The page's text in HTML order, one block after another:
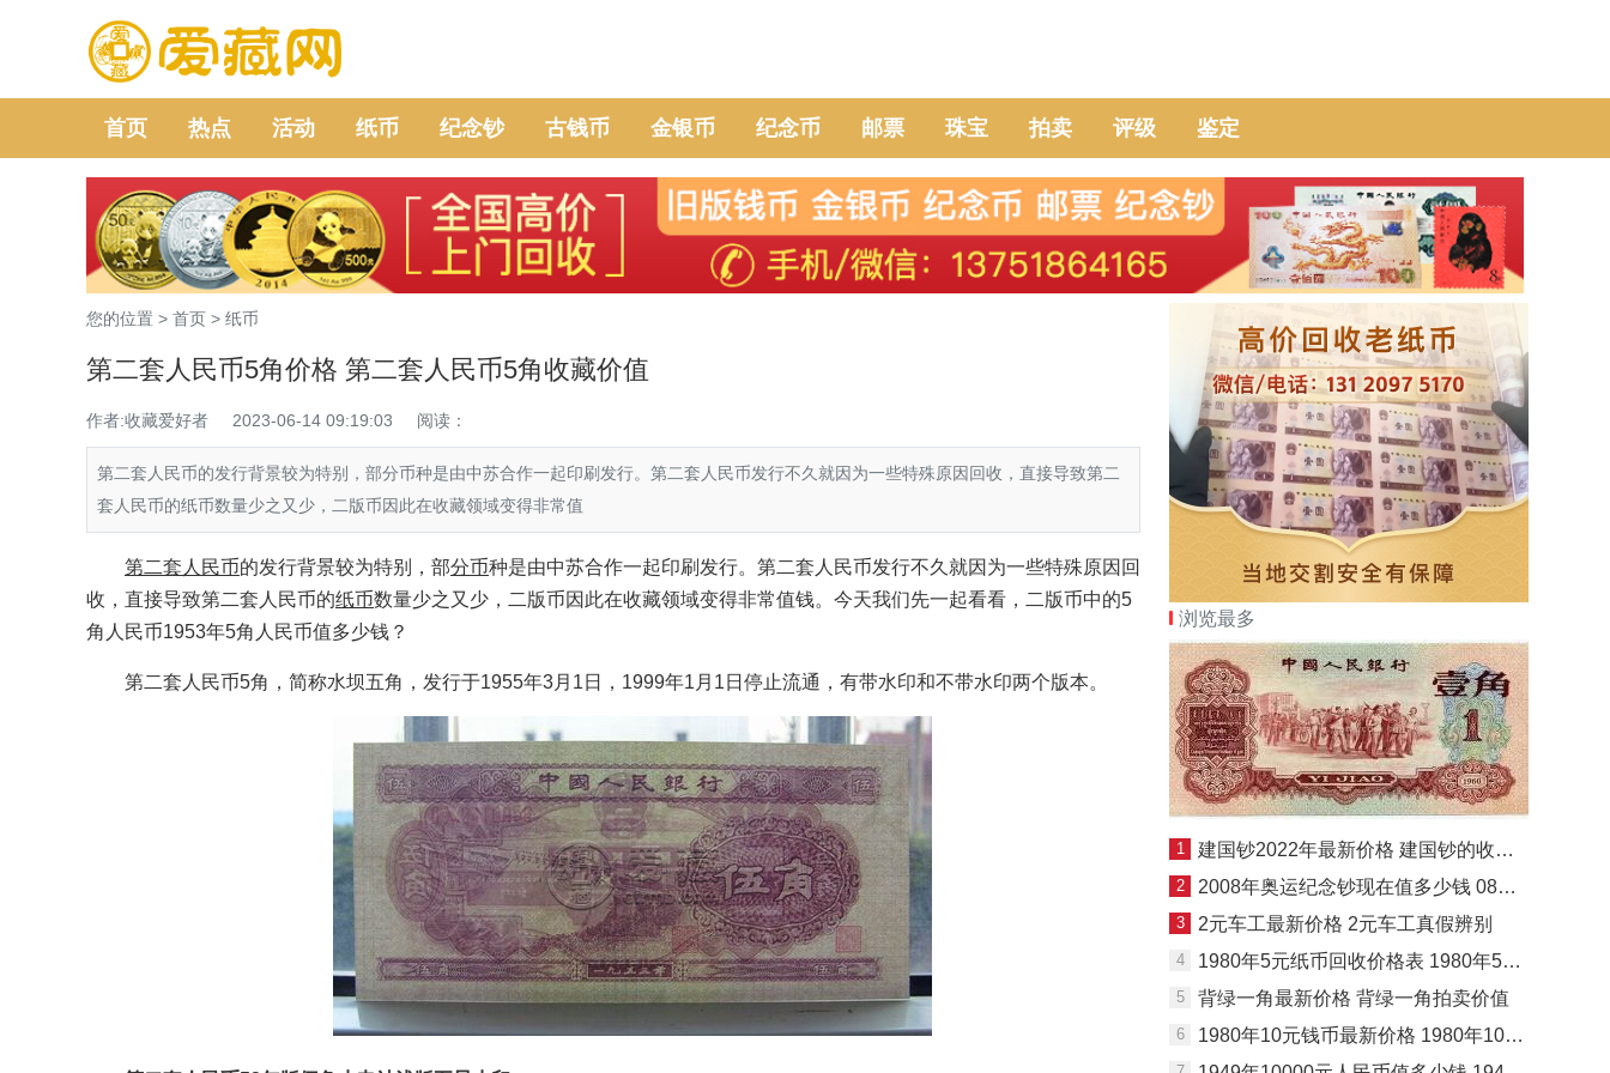
首页 热点 活动 纸币 纪念钞 古钱币 金银币 纪念币 邮票 珠宝 拍卖 评级 鉴定
您的位置 > 首页 > 纸币
第二套人民币5角价格 第二套人民币5角收藏价值
作者:收藏爱好者 2023-06-14 09:19:03 阅读：
第二套人民币的发行背景较为特别，部分币种是由中苏合作一起印刷发行。第二套人民币发行不久就因为一些特殊原因回收，直接导致第二
套人民币的纸币数量少之又少，二版币因此在收藏领域变得非常值
第二套人民币的发行背景较为特别，部分币种是由中苏合作一起印刷发行。第二套人民币发行不久就因为一些特殊原因回
收，直接导致第二套人民币的纸币数量少之又少，二版币因此在收藏领域变得非常值钱。今天我们先一起看看，二版币中的5
角人民币1953年5角人民币值多少钱？
第二套人民币5角，简称水坝五角，发行于1955年3月1日，1999年1月1日停止流通，有带水印和不带水印两个版本。
浏览最多
1 建国钞2022年最新价格 建国钞的收藏价值
2 2008年奥运纪念钞现在值多少钱 08年奥运纪念钞最新价格
3 2元车工最新价格 2元车工真假辨别
4 1980年5元纸币回收价格表 1980年5元人民币价格
5 背绿一角最新价格 背绿一角拍卖价值
6 1980年10元钱币最新价格 1980年10元现在多少钱一张